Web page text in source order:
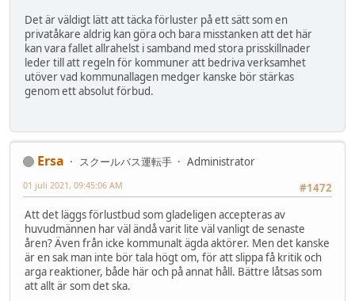
Det är väldigt lätt att täcka förluster på ett sätt som en
privatåkare aldrig kan göra och bara misstanken att det här
kan vara fallet allrahelst i samband med stora prisskillnader
leder till att regeln för kommuner att bedriva verksamhet
utöver vad kommunallagen medger kanske bör stärkas
genom ett absolut förbud.
Ersa スクールバス運転手
Administrator
#1472
01 juli 2021, 09:45:06 AM
Att det läggs förlustbud som gladeligen accepteras av
huvudmännen har väl ändå varit lite väl vanligt de senaste
åren? Även från icke kommunalt ägda aktörer. Men det kanske
är en sak man inte bör tala högt om, för att slippa få kritik och
arga reaktioner, både här och på annat håll. Bättre låtsas som
att allt är som det ska.